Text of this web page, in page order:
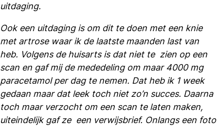
uitdaging.
Ook een uitdaging is om dit te doen met een knie
met artrose waar ik de laatste maanden last van
heb. Volgens de huisarts is dat niet te zien op een
scan en gaf mij de mededeling om maar 4000 mg
paracetamol per dag te nemen. Dat heb ik 1 week
gedaan maar dat leek toch niet zo’n succes. Daarna
toch maar verzocht om een scan te laten maken,
uiteindelijk gaf ze een verwijsbrief. Onlangs een foto